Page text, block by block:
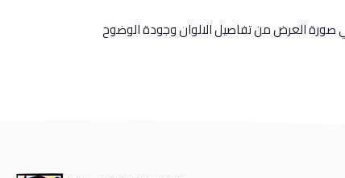
صورة العرض من تفاصيل الالوان وجودة الوضوح